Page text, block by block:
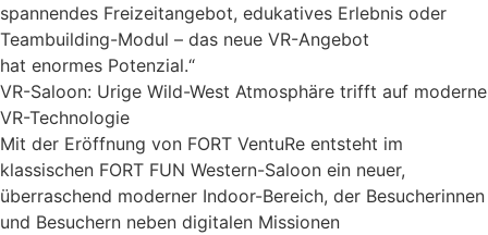
spannendes Freizeitangebot, edukatives Erlebnis oder
Teambuilding-Modul – das neue VR-Angebot
hat enormes Potenzial.“
VR-Saloon: Urige Wild-West Atmosphäre trifft auf moderne
VR-Technologie
Mit der Eröffnung von FORT VentuRe entsteht im
klassischen FORT FUN Western-Saloon ein neuer,
überraschend moderner Indoor-Bereich, der Besucherinnen
und Besuchern neben digitalen Missionen